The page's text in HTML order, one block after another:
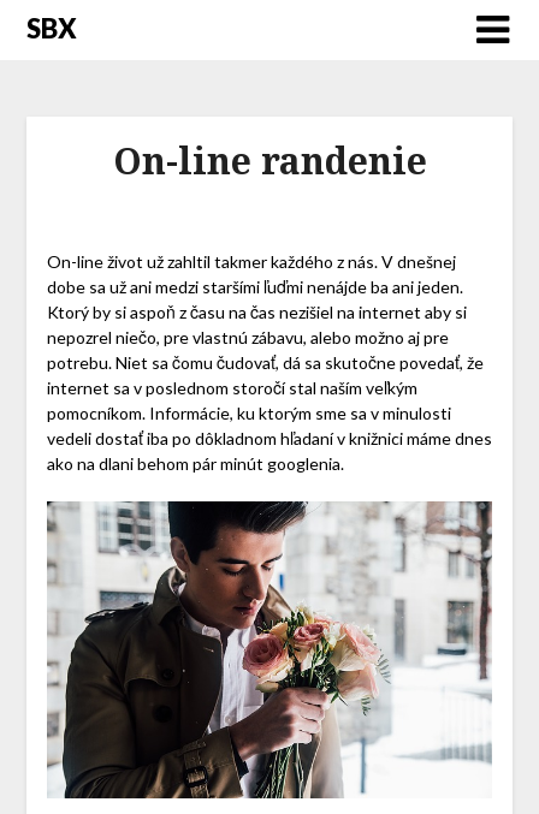
SBX
On-line randenie
On-line život už zahltil takmer každého z nás. V dnešnej
dobe sa už ani medzi staršími ľuďmi nenájde ba ani jeden.
Ktorý by si aspoň z času na čas nezišiel na internet aby si
nepozrel niečo, pre vlastnú zábavu, alebo možno aj pre
potrebu. Niet sa čomu čudovať, dá sa skutočne povedať, že
internet sa v poslednom storočí stal naším veľkým
pomocníkom. Informácie, ku ktorým sme sa v minulosti
vedeli dostať iba po dôkladnom hľadaní v knižnici máme dnes
ako na dlani behom pár minút googlenia.